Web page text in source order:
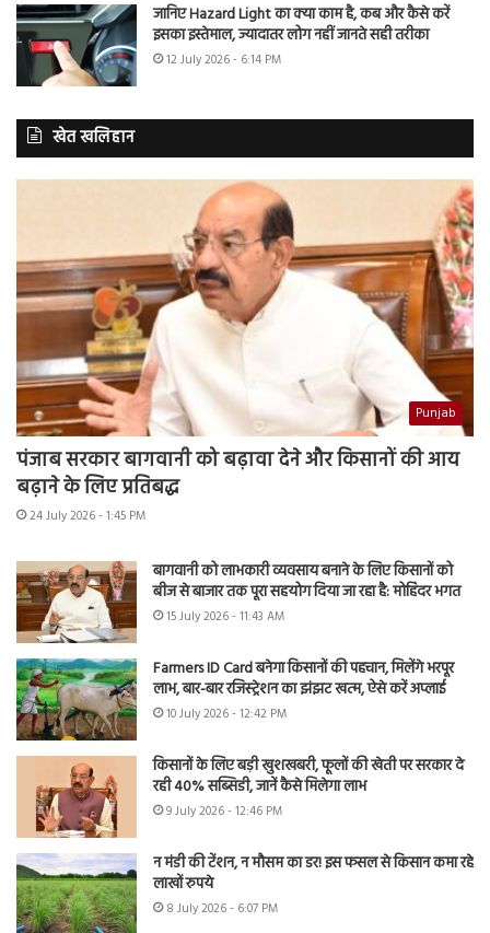
जानिए Hazard Light का क्या काम है, कब और कैसे करें
इसका इस्तेमाल, ज्यादातर लोग नहीं जानते सही तरीका
12 July 2026 - 6:14 PM
खेत खलिहान
Punjab
पंजाब सरकार बागवानी को बढ़ावा देने और किसानों की आय
बढ़ाने के लिए प्रतिबद्ध
24 July 2026 - 1:45 PM
बागवानी को लाभकारी व्यवसाय बनाने के लिए किसानों को
बीज से बाजार तक पूरा सहयोग दिया जा रहा है: मोहिंदर भगत
15 July 2026 - 11:43 AM
Farmers ID Card बनेगा किसानों की पहचान, मिलेंगे भरपूर
लाभ, बार-बार रजिस्ट्रेशन का झंझट खत्म, ऐसे करें अप्लाई
10 July 2026 - 12:42 PM
किसानों के लिए बड़ी खुशखबरी, फूलों की खेती पर सरकार दे
रही 40% सब्सिडी, जानें कैसे मिलेगा लाभ
9 July 2026 - 12:46 PM
न मंडी की टेंशन, न मौसम का डर! इस फसल से किसान कमा रहे
लाखों रुपये
8 July 2026 - 6:07 PM